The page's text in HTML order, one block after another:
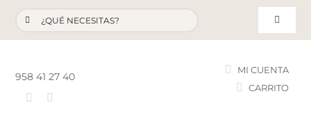
contenido
Buscar:
Toggle
958 41 27 40
MI CUENTA
CARRITO